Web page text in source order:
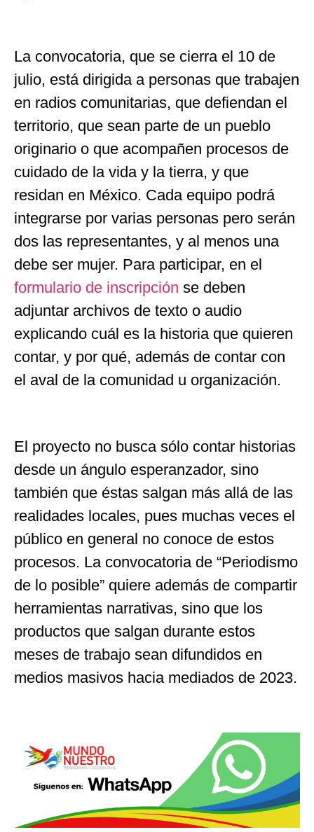
La convocatoria, que se cierra el 10 de
julio, está dirigida a personas que trabajen
en radios comunitarias, que defiendan el
territorio, que sean parte de un pueblo
originario o que acompañen procesos de
cuidado de la vida y la tierra, y que
residan en México. Cada equipo podrá
integrarse por varias personas pero serán
dos las representantes, y al menos una
debe ser mujer. Para participar, en el
formulario de inscripción se deben
adjuntar archivos de texto o audio
explicando cuál es la historia que quieren
contar, y por qué, además de contar con
el aval de la comunidad u organización.
El proyecto no busca sólo contar historias
desde un ángulo esperanzador, sino
también que éstas salgan más allá de las
realidades locales, pues muchas veces el
público en general no conoce de estos
procesos. La convocatoria de “Periodismo
de lo posible” quiere además de compartir
herramientas narrativas, sino que los
productos que salgan durante estos
meses de trabajo sean difundidos en
medios masivos hacia mediados de 2023.